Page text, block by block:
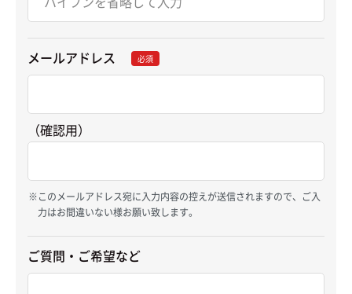
メールアドレス 必須
（確認用）
このメールアドレス宛に入力内容の控えが送信されますので、ご入
力はお間違いない様お願い致します。
ご質問・ご希望など